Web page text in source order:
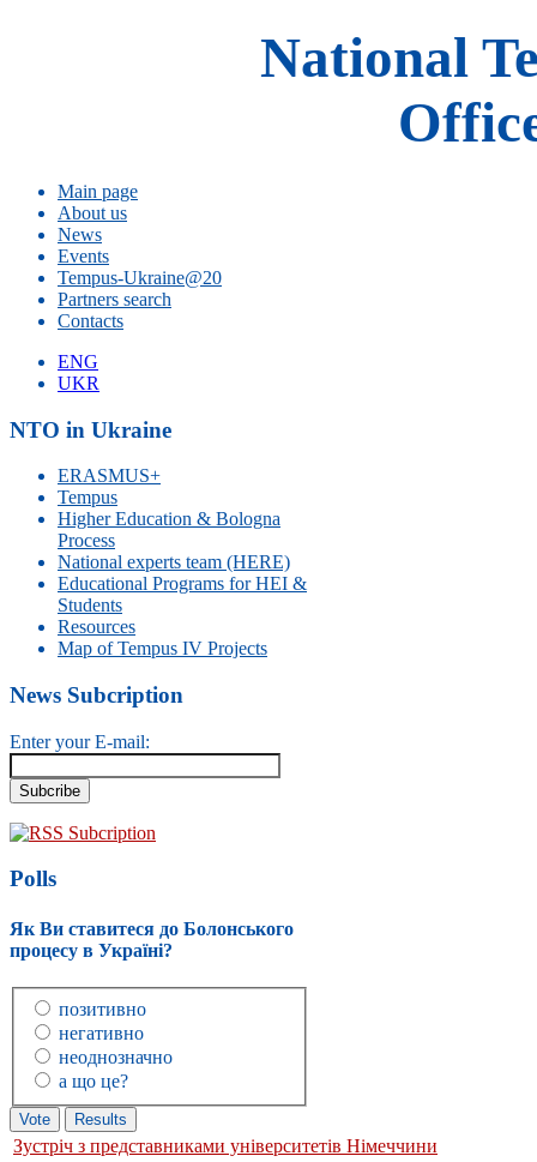
National
Main page
About us
News
Events
Tempus-Ukraine@20
Partners search
Contacts
ENG
UKR
NTO in Ukraine
ERASMUS+
Tempus
Higher Education & Bologna
Process
National experts team (HERE)
Educational Programs for HEI &
Students
Resources
Map of Tempus IV Projects
News Subcription
Enter your E-mail:
RSS Subcription
Polls
Як Ви ставитеся до Болонського
процесу в Україні?
позитивно
негативно
неоднозначно
а що це?
Зустріч з представниками університетів Німеччини